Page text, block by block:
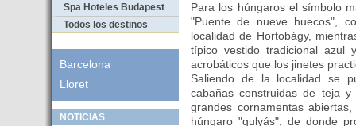
Spa Hoteles Budapest
Todos los destinos
Barcelona
Lloret
NOTICIAS
Para los húngaros el símbolo
"Puente de nueve huecos",
localidad de Hortobágy,
típico vestido tradicional azul
acrobáticos que los jinetes
Saliendo de la localidad se
cabañas construidas de teja
grandes cornamentas
húngaro "gulyás", de donde